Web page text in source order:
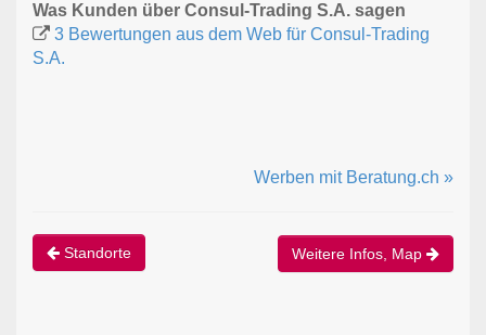
Was Kunden über Consul-Trading S.A. sagen
3 Bewertungen aus dem Web für Consul-Trading
S.A.
Werben mit Beratung.ch »
Standorte Weitere Infos, Map